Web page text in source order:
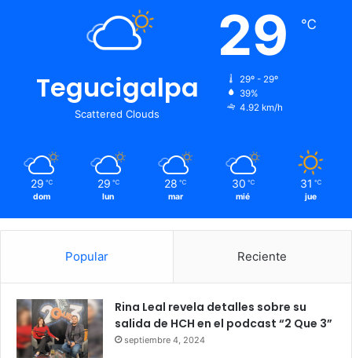
Tegucigalpa
Scattered Clouds
29 ℃
29º - 29º
39%
4.92 km/h
29 ℃
dom
29 ℃
lun
28 ℃
mar
30 ℃
mié
31 ℃
jue
Popular Reciente
Rina Leal revela detalles sobre su
salida de HCH en el podcast “2 Que 3”
septiembre 4, 2024